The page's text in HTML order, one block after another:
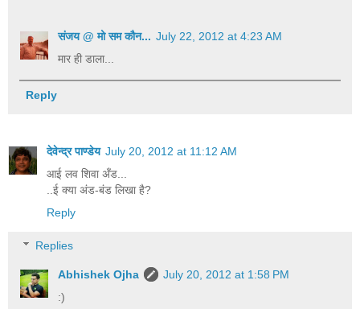
संजय @ मो सम कौन... July 22, 2012 at 4:23 AM
मार ही डाला...
Reply
देवेन्द्र पाण्डेय July 20, 2012 at 11:12 AM
आई लव शिवा अँड...
..ई क्या अंड-बंड लिखा है?
Reply
Replies
Abhishek Ojha
July 20, 2012 at 1:58 PM
:)